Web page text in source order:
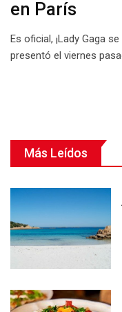
en París
Es oficial, ¡Lady Gaga
presentó el viernes
Más Leídos